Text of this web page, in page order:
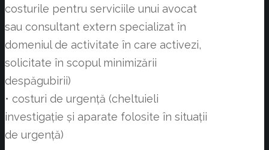
costurile pentru serviciile unui avocat
sau consultant extern specializat în
domeniul de activitate în care activezi,
solicitate în scopul minimizării
despăgubirii)
• costuri de urgență (cheltuieli
investigație și aparate folosite în situații
de urgență)